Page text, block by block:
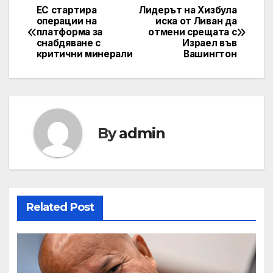
Навигация
Лидерът на Хизбула
иска от Ливан да
отмени срещата с
Израел във
Вашингтон
ЕС стартира
операции на
платформа за
снабдяване с
критични минерали
Byadmin
Related Post